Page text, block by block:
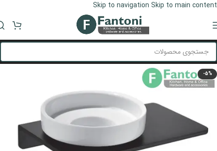
Skip to navigation Skip to main content
-5%